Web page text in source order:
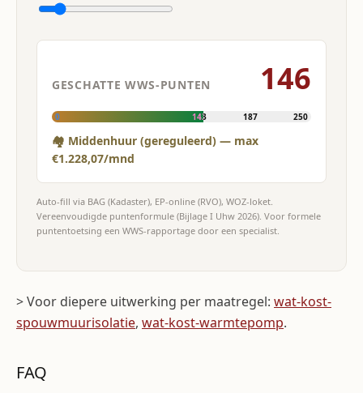
GESCHATTE WWS-PUNTEN 146
0 143 187 250
🏘 Middenhuur (gereguleerd) — max
€1.228,07/mnd
Auto-fill via BAG (Kadaster), EP-online (RVO), WOZ-loket.
Vereenvoudigde puntenformule (Bijlage I Uhw 2026). Voor formele
puntentoetsing een WWS-rapportage door een specialist.
> Voor diepere uitwerking per maatregel: wat-kost-
spouwmuurisolatie, wat-kost-warmtepomp.
FAQ